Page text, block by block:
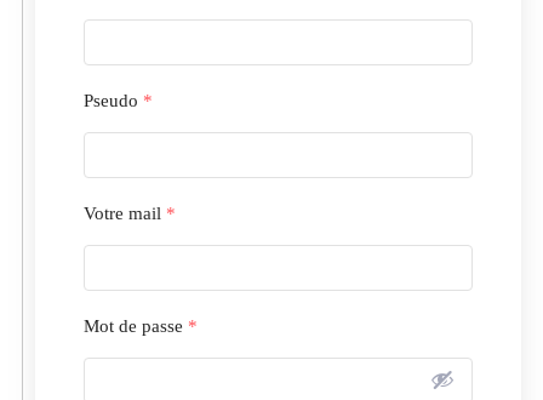
Pseudo *
Votre mail *
Mot de passe *